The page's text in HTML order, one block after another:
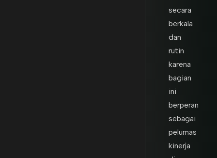
secara
berkala
dan
rutin
karena
bagian
ini
berperan
sebagai
pelumas
kinerja